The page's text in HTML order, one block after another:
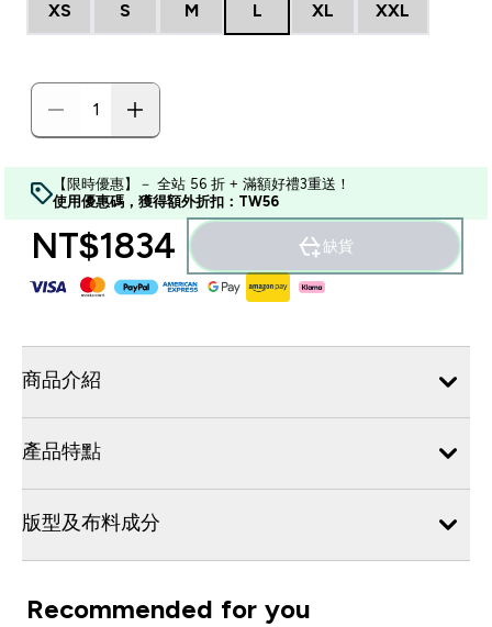
XS S M L XL XXL
【限時優惠】－ 全站 56 折 + 滿額好禮3重送！
使用優惠碼，獲得額外折扣：TW56
NT$1834‎ 缺貨
商品介紹
產品特點
版型及布料成分
Recommended for you